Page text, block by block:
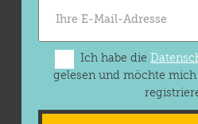
Ich habe die
gelesen und möchte